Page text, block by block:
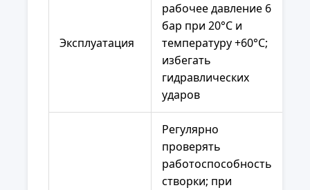
Эксплуатация
рабочее давление 6
бар при 20°С и
температуру +60°С;
избегать
гидравлических
ударов
Регулярно
проверять
работоспособность
створки; при